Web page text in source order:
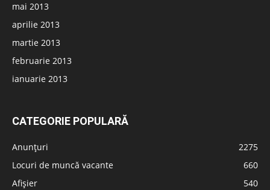
mai 2013
aprilie 2013
martie 2013
februarie 2013
ianuarie 2013
CATEGORIE POPULARĂ
Anunțuri
2275
Locuri de muncă vacante
660
Afișier
540